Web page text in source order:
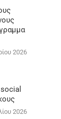
2026
2026